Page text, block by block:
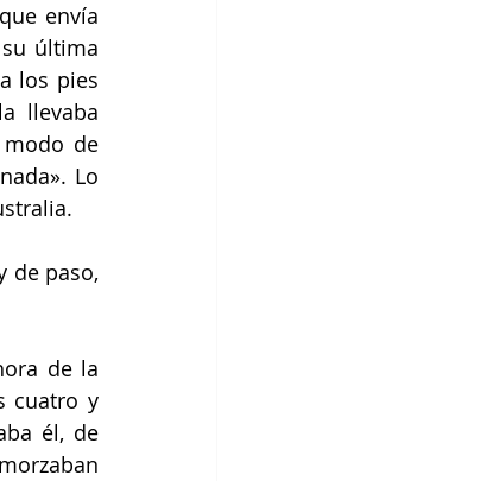
envía
última
los pies
llevaba
de
Lo
de paso,
de la
cuatro y
él, de